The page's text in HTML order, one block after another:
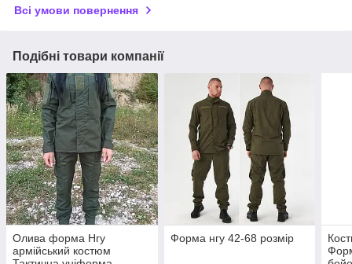
Всі умови повернення
Подібні товари компанії
Олива форма Нгу
армійський костюм
Форма нгу 42-68 розмір